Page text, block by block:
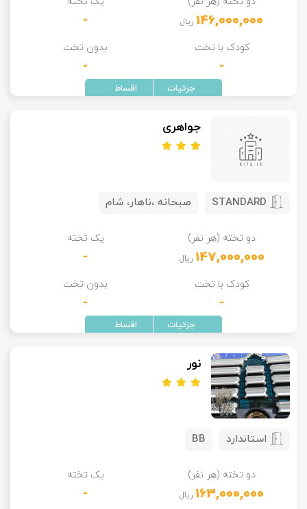
146,000,000 ریال -
کودک با تخت
-
بدون تخت
-
جواهری
STANDARD صبحانه ،ناهار، شام
دو تخته (هر نفر)
147,000,000 ریال
یک تخته
-
کودک با تخت
-
بدون تخت
-
نور
استاندارد BB
دو تخته (هر نفر)
163,000,000 ریال
یک تخته
-